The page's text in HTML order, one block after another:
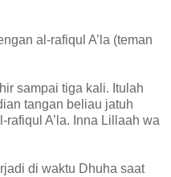
al-rafiqul A’la (teman
sampai tiga kali. Itulah
tangan beliau jatuh
A’la. Inna Lillaah wa
di waktu Dhuha saat